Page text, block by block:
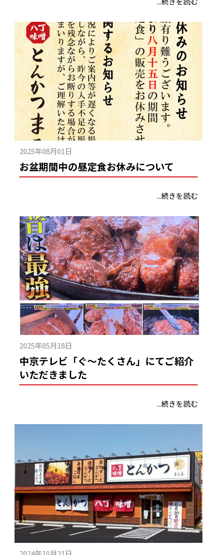
2025年08月01日
お盆期間中の昼定食お休みについて
...続きを読む
2025年05月18日
中京テレビ「ぐ～たくさん」にてご紹介
いただきました
...続きを読む